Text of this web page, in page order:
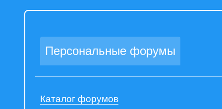
Персональные форумы
Каталог форумов